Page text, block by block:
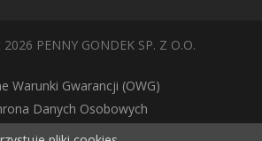
PENNY GONDEK SP. Z O.O.
Warunki Gwarancji (OWG)
Danych Osobowych
Polityka cookie